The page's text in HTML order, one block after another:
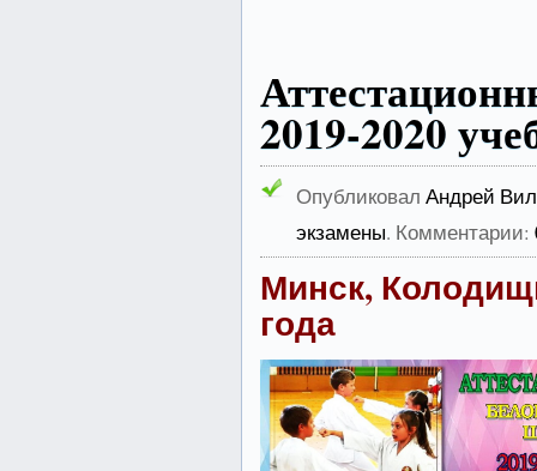
2019-2020
Опубликовал Андрей
экзамены. Комментарии:
Минск,
года